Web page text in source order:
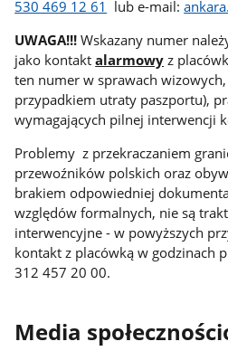
530 469 12 61 lub e-mail:
UWAGA!!! Wskazany numer
jako kontaktalarmowy z
ten numer w sprawach
przypadkiem utraty paszportu),
wymagających pilnej interwencji
Problemy z przekraczaniem
przewoźników polskich oraz
brakiem odpowiedniej
względów formalnych, nie są
interwencyjne - w powyższych
kontakt z placówką w godzinach
312 457 20 00.
Media